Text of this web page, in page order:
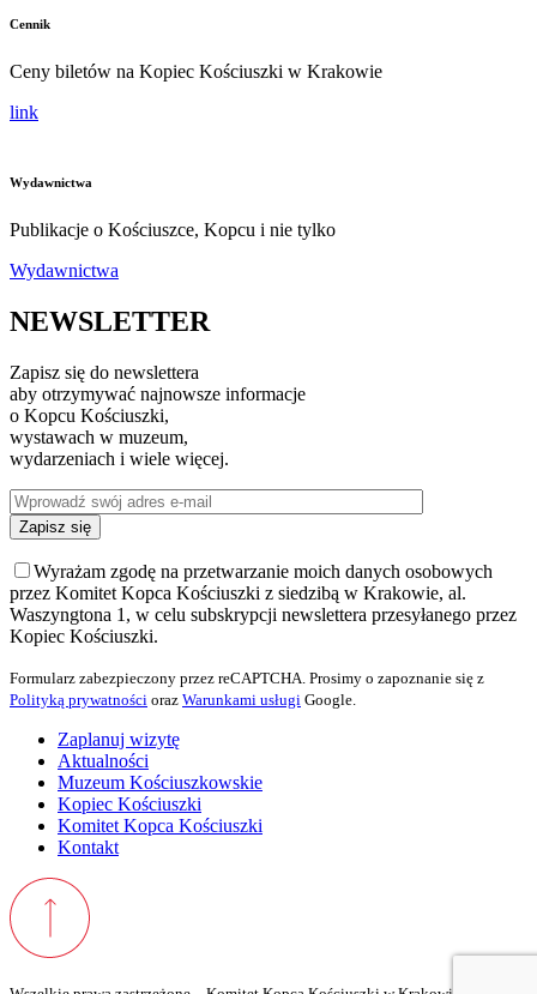
Cennik
Ceny biletów na Kopiec Kościuszki w Krakowie
link
Wydawnictwa
Publikacje o Kościuszce, Kopcu i nie tylko
Wydawnictwa
NEWSLETTER
Zapisz się do newslettera
aby otrzymywać najnowsze informacje
o Kopcu Kościuszki,
wystawach w muzeum,
wydarzeniach i wiele więcej.
Wyrażam zgodę na przetwarzanie moich danych osobowych
przez Komitet Kopca Kościuszki z siedzibą w Krakowie, al.
Waszyngtona 1, w celu subskrypcji newslettera przesyłanego przez
Kopiec Kościuszki.
Formularz zabezpieczony przez reCAPTCHA. Prosimy o zapoznanie się z
Polityką prywatności oraz Warunkami usługi Google.
Zaplanuj wizytę
Aktualności
Muzeum Kościuszkowskie
Kopiec Kościuszki
Komitet Kopca Kościuszki
Kontakt